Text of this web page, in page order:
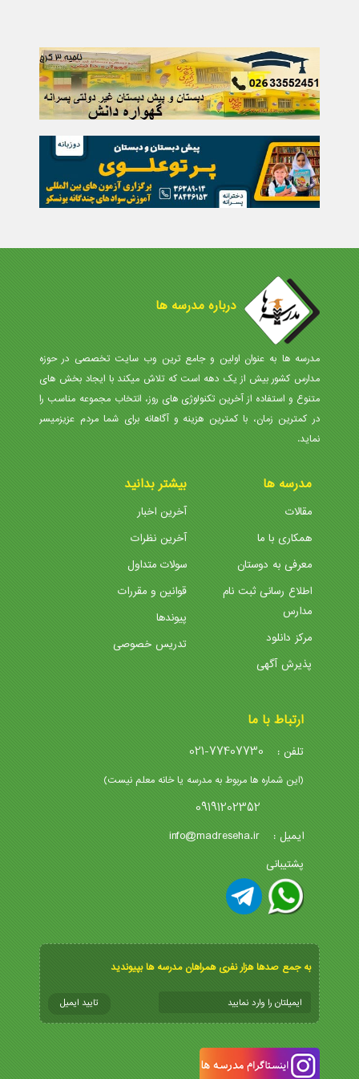
درباره مدرسه ها
مدرسه ها به عنوان اولین و جامع ترین وب سایت تخصصی در حوزه
مدارس کشور بیش از یک دهه است که تلاش میکند با ایجاد بخش های
متنوع و استفاده از آخرین تکنولوژی های روز، انتخاب مجموعه مناسب را
در کمترین زمان، با کمترین هزینه و آگاهانه برای شما مردم عزیزمیسر
نماید.
مدرسه ها
مقالات
همکاری با ما
معرفی به دوستان
اطلاع رسانی ثبت نام
مدارس
مرکز دانلود
پذیرش آگهی
بیشتر بدانید
آخرین اخبار
آخرین نظرات
سولات متداول
قوانین و مقررات
پیوندها
تدریس خصوصی
ارتباط با ما
تلفن : 021-77407730
(این شماره ها مربوط به مدرسه یا خانه معلم نیست)
09191202352
ایمیل : info@madreseha.ir
پشتیبانی
به جمع صدها هزار نفری همراهان مدرسه ها بپیوندید